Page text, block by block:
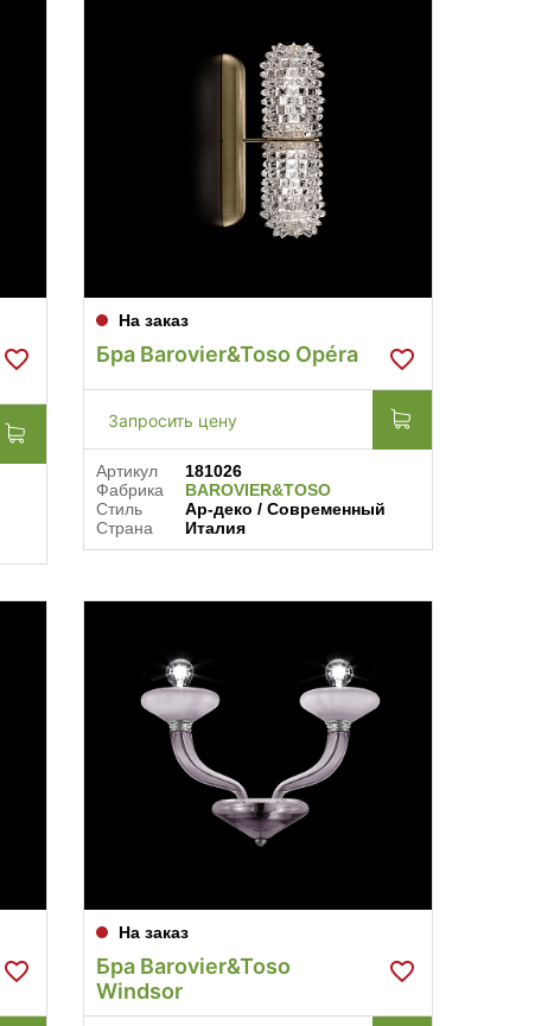
На заказ
Бра Barovier&Toso Opéra
Запросить цену
Артикул
181026
Фабрика
BAROVIER&TOSO
Стиль
Ар-деко / Современный
Страна
Италия
На заказ
Бра Barovier&Toso
Windsor